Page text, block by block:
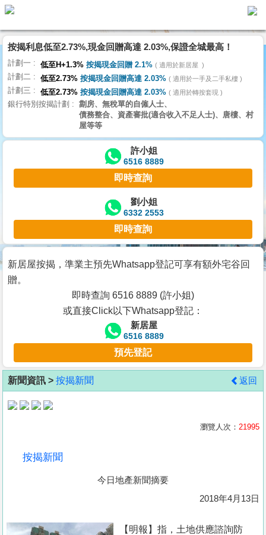
代
理
主
頁
搵
樓/
交
業
主
宅
谷
按
客
地
產
按揭利息低至2.73%,現金回贈高達 2.03%,保證全城最高！
計劃一 低至H+1.3% 按揭現金回贈 2.1% 適用於新居屋
計劃二 低至2.73% 按揭現金回贈高達 2.03% 適用於一手及二手私樓
計劃三 低至2.73% 按揭現金回贈高達 2.03% 適用於轉按套現
銀行特別按揭計劃
劏房、無稅單的自僱人士、
債務整合、資產審批(適合收入不足人士)、唐樓、村
屋等等
許小姐
6516 8889
即時查詢
劉小姐
6332 2553
即時查詢
新居屋按揭，準業主預先Whatsapp登記可享有額外宅谷回
贈。
即時查詢 6516 8889 (許小姐)
或直接Click以下Whatsapp登記：
新居屋
6516 8889
預先登記
新聞資訊 > 按揭新聞 返回
瀏覽人次： 21995
按揭新聞
今日地產新聞摘要
2018年4月13日
【明報】指，土地供應諮詢防